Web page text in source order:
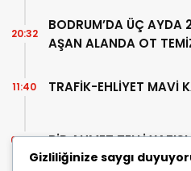
BODRUM’DA ÜÇ AYDA
AŞAN ALANDA OT
20:32
TRAFİK-EHLİYET MAVİ
11:40
BİR AHMET TELLİ YAZISI
07:30
Gizliliğinize saygı